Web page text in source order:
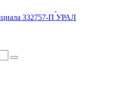
332757-П УРАЛ